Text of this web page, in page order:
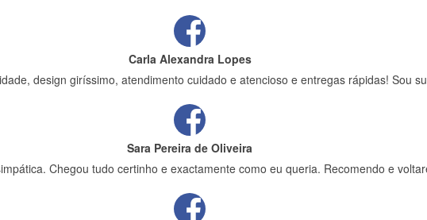
Carla Alexandra Lopes
design giríssimo, atendimento cuidado e atencioso e entregas rápidas! Sou
Sara Pereira de Oliveira
Chegou tudo certinho e exactamente como eu queria. Recomendo e